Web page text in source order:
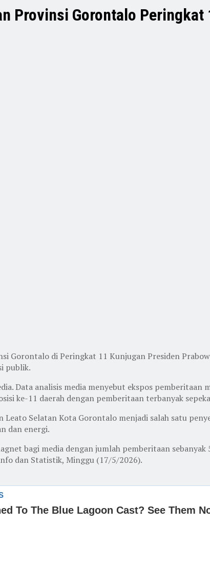
Provinsi Gorontalo Peringkat
Gorontalo di Peringkat 11 Kunjugan Presiden
publik.
Data analisis media menyebut ekspos pemberitaan
ke-11 daerah dengan pemberitaan terbanyak
Selatan Kota Gorontalo menjadi salah satu
dan energi.
bagi media dengan jumlah pemberitaan
dan Statistik, Minggu (17/5/2026).